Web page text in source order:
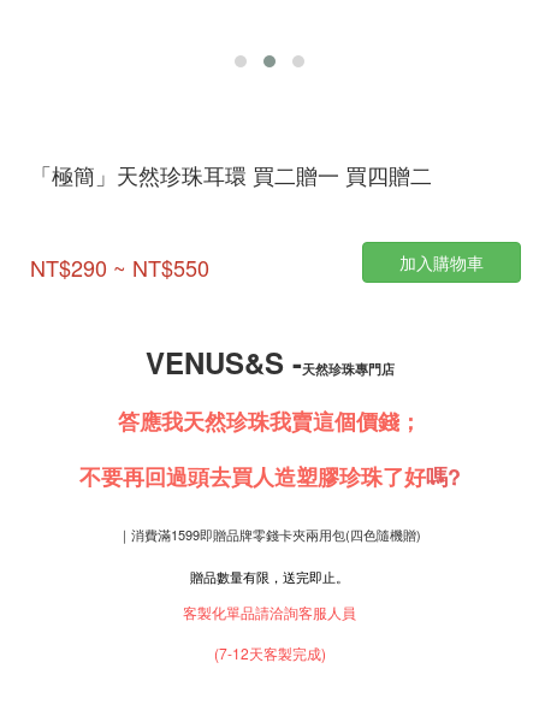
「極簡」天然珍珠耳環 買二贈一 買四贈二
NT$290 ~ NT$550 加入購物車
VENUS&S -天然珍珠專門店
答應我天然珍珠我賣這個價錢；
不要再回過頭去買人造塑膠珍珠了好嗎?
｜消費滿1599即贈品牌零錢卡夾兩用包(四色隨機贈)
贈品數量有限，送完即止。
客製化單品請洽詢客服人員
(7-12天客製完成)